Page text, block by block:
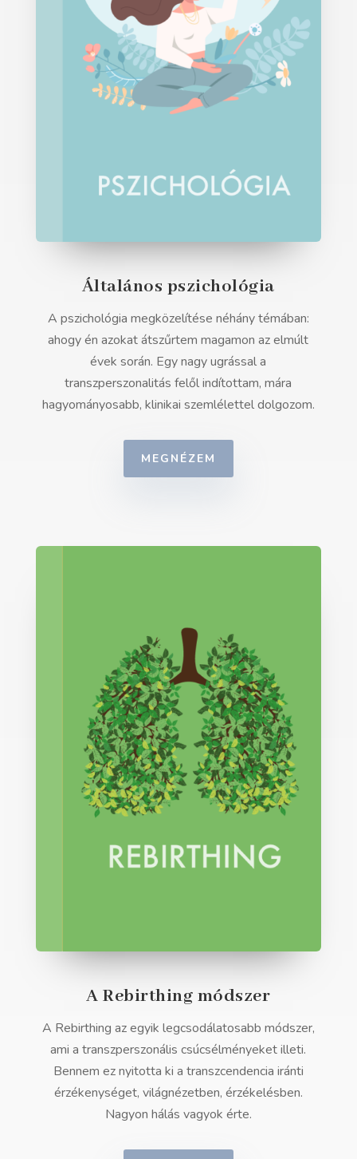
Általános pszichológia
A pszichológia megközelítése néhány témában:
ahogy én azokat átszűrtem magamon az elmúlt
évek során. Egy nagy ugrással a
transzperszonalitás felől indítottam, mára
hagyományosabb, klinikai szemlélettel dolgozom.
MEGNÉZEM
A Rebirthing módszer
A Rebirthing az egyik legcsodálatosabb módszer,
ami a transzperszonális csúcsélményeket illeti.
Bennem ez nyitotta ki a transzcendencia iránti
érzékenységet, világnézetben, érzékelésben.
Nagyon hálás vagyok érte.